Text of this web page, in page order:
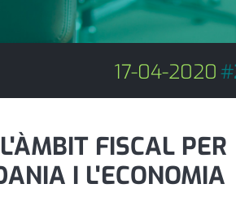
17-04-2020 #
FISCAL PER
I L'ECONOMIA